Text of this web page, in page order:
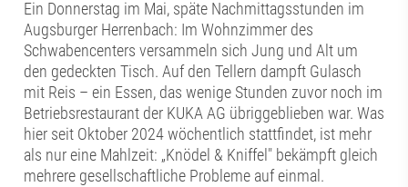
Ein Donnerstag im Mai, späte Nachmittagsstunden im
Augsburger Herrenbach: Im Wohnzimmer des
Schwabencenters versammeln sich Jung und Alt um
den gedeckten Tisch. Auf den Tellern dampft Gulasch
mit Reis – ein Essen, das wenige Stunden zuvor noch im
Betriebsrestaurant der KUKA AG übriggeblieben war. Was
hier seit Oktober 2024 wöchentlich stattfindet, ist mehr
als nur eine Mahlzeit: „Knödel & Kniffel" bekämpft gleich
mehrere gesellschaftliche Probleme auf einmal.